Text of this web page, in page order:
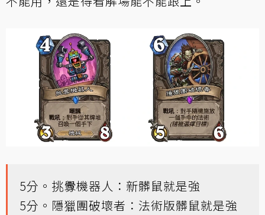
5分。挑釁機器人：新髒鼠就是強
5分。隱獵團破壞者：法術版髒鼠就是強